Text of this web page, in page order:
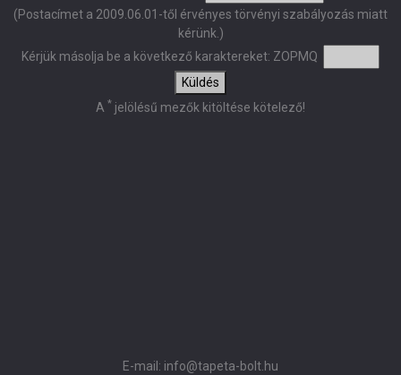
(Postacímet a 2009.06.01-től érvényes törvényi szabályozás miatt
kérünk.)
Kérjük másolja be a következő karaktereket: ZOPMQ
Küldés
A * jelölésű mezők kitöltése kötelező!
E-mail: info@tapeta-bolt.hu